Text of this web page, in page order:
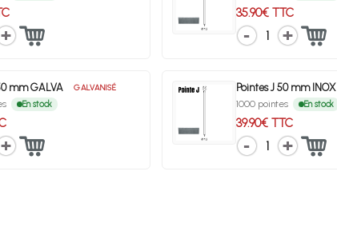
35.90€ TTC
1
mm GALVA GALVANISÉ
En stock
Pointes J 50 mm INOX
1000 pointes En stock
39.90€ TTC
1